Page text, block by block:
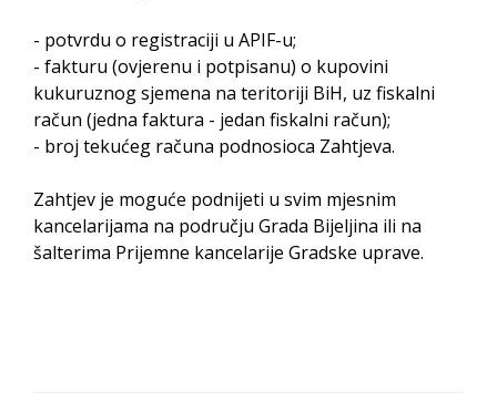
- potvrdu o registraciji u APIF-u;
- fakturu (ovjerenu i potpisanu) o kupovini
kukuruznog sjemena na teritoriji BiH, uz fiskalni
račun (jedna faktura - jedan fiskalni račun);
- broj tekućeg računa podnosioca Zahtjeva.
Zahtjev je moguće podnijeti u svim mjesnim
kancelarijama na području Grada Bijeljina ili na
šalterima Prijemne kancelarije Gradske uprave.